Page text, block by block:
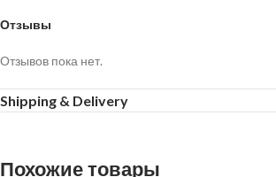
Отзывы
Отзывов пока нет.
Shipping & Delivery
Похожие товары